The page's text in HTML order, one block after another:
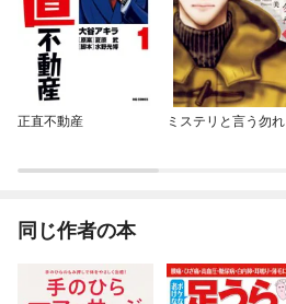
正直不動産 ミステリと言う勿れ
同じ作者の本